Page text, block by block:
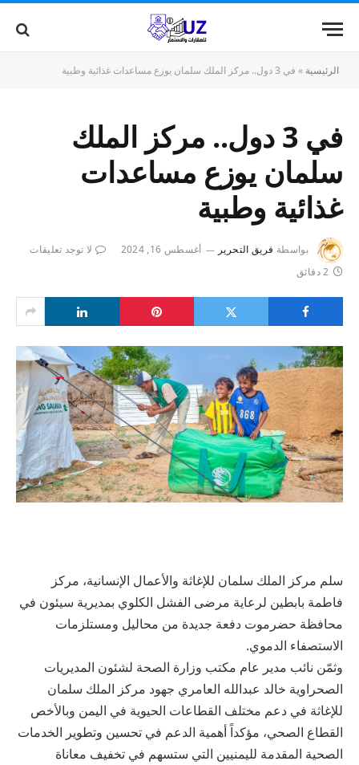
الرئيسية » في 3 دول.. مركز الملك سلمان يوزع مساعدات غذائية وطبية
في 3 دول.. مركز الملك
سلمان يوزع مساعدات
غذائية وطبية
بواسطة فريق التحرير أغسطس 16, 2024
لا توجد تعليقات
2 دقائق
سلم مركز الملك سلمان للإغاثة والأعمال الإنسانية، مركز
فاطمة بابطين لرعاية مرضى الفشل الكلوي بمديرية سيئون في
محافظة حضرموت دفعة جديدة من محاليل ومستلزمات
الاستصفاء الدموي.
وثمّن نائب مدير عام مكتب وزارة الصحة لشئون المديريات
الصحراوية خالد عبدالله العامري جهود مركز الملك سلمان
للإغاثة في دعم مختلف القطاعات الحيوية في اليمن وبالأخص
القطاع الصحي، مؤكداً أهمية الدعم في تحسين وتطوير الخدمات
الصحية المقدمة لليمنيين التي ستسهم في تخفيف معاناة